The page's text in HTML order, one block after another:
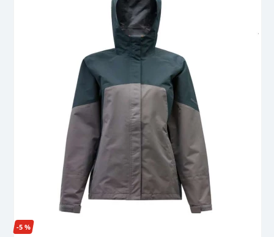
-5 %